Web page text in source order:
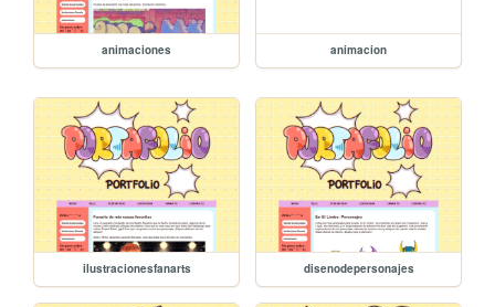
animaciones animacion
ilustracionesfanarts disenodepersonajes